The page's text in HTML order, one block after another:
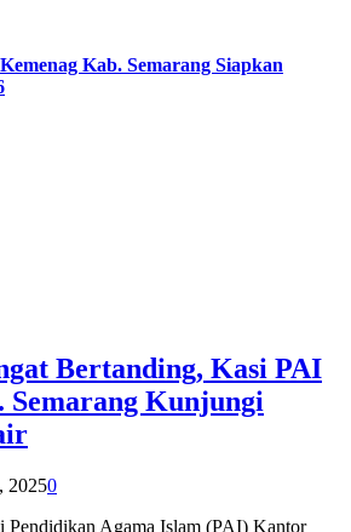
Kab. Semarang Siapkan
Bertanding, Kasi PAI
Semarang Kunjungi
20250
Pendidikan Agama Islam (PAI) Kantor